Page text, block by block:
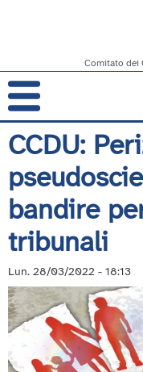
Salta
al
contenuto
principale
Comitato dei
Navigazione
principale
CCDU:
bandire
tribunali
Lun. 28/03/2022 - 18:13